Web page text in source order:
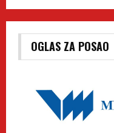
OGLAS ZA POSAO